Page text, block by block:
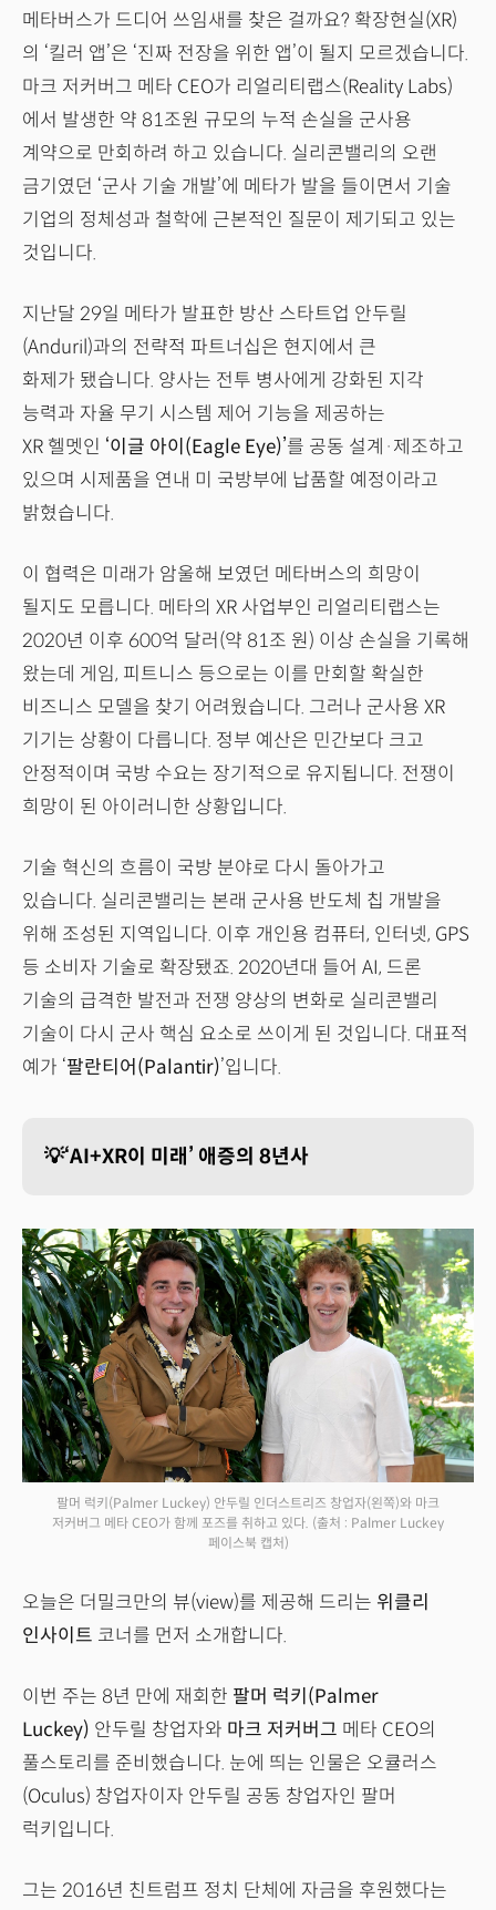
메타버스가 드디어 쓰임새를 찾은 걸까요? 확장현실(XR)
의 ‘킬러 앱’은 ‘진짜 전장을 위한 앱’이 될지 모르겠습니다.
마크 저커버그 메타 CEO가 리얼리티랩스(Reality Labs)
에서 발생한 약 81조원 규모의 누적 손실을 군사용
계약으로 만회하려 하고 있습니다. 실리콘밸리의 오랜
금기였던 ‘군사 기술 개발’에 메타가 발을 들이면서 기술
기업의 정체성과 철학에 근본적인 질문이 제기되고 있는
것입니다.
지난달 29일 메타가 발표한 방산 스타트업 안두릴
(Anduril)과의 전략적 파트너십은 현지에서 큰
화제가 됐습니다. 양사는 전투 병사에게 강화된 지각
능력과 자율 무기 시스템 제어 기능을 제공하는
XR 헬멧인 ‘이글 아이(Eagle Eye)’를 공동 설계·제조하고
있으며 시제품을 연내 미 국방부에 납품할 예정이라고
밝혔습니다.
이 협력은 미래가 암울해 보였던 메타버스의 희망이
될지도 모릅니다. 메타의 XR 사업부인 리얼리티랩스는
2020년 이후 600억 달러(약 81조 원) 이상 손실을 기록해
왔는데 게임, 피트니스 등으로는 이를 만회할 확실한
비즈니스 모델을 찾기 어려웠습니다. 그러나 군사용 XR
기기는 상황이 다릅니다. 정부 예산은 민간보다 크고
안정적이며 국방 수요는 장기적으로 유지됩니다. 전쟁이
희망이 된 아이러니한 상황입니다.
기술 혁신의 흐름이 국방 분야로 다시 돌아가고
있습니다. 실리콘밸리는 본래 군사용 반도체 칩 개발을
위해 조성된 지역입니다. 이후 개인용 컴퓨터, 인터넷, GPS
등 소비자 기술로 확장됐죠. 2020년대 들어 AI, 드론
기술의 급격한 발전과 전쟁 양상의 변화로 실리콘밸리
기술이 다시 군사 핵심 요소로 쓰이게 된 것입니다. 대표적
예가 ‘팔란티어(Palantir)’입니다.
💡‘AI+XR이 미래’ 애증의 8년사
팔머 럭키(Palmer Luckey) 안두릴 인더스트리즈 창업자(왼쪽)와 마크
저커버그 메타 CEO가 함께 포즈를 취하고 있다. (출처 : Palmer Luckey
페이스북 캡처)
오늘은 더밀크만의 뷰(view)를 제공해 드리는 위클리
인사이트 코너를 먼저 소개합니다.
이번 주는 8년 만에 재회한 팔머 럭키(Palmer
Luckey) 안두릴 창업자와 마크 저커버그 메타 CEO의
풀스토리를 준비했습니다. 눈에 띄는 인물은 오큘러스
(Oculus) 창업자이자 안두릴 공동 창업자인 팔머
럭키입니다.
그는 2016년 친트럼프 정치 단체에 자금을 후원했다는